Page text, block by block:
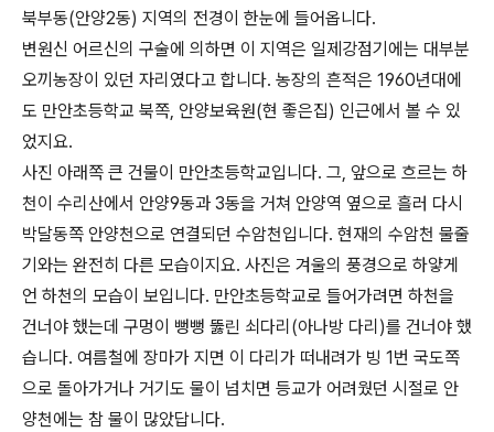
북부동(안양2동) 지역의 전경이 한눈에 들어옵니다.
변원신 어르신의 구술에 의하면 이 지역은 일제강점기에는 대부분
오끼농장이 있던 자리였다고 합니다. 농장의 흔적은 1960년대에
도 만안초등학교 북쪽, 안양보육원(현 좋은집) 인근에서 볼 수 있
었지요.
사진 아래쪽 큰 건물이 만안초등학교입니다. 그, 앞으로 흐르는 하
천이 수리산에서 안양9동과 3동을 거쳐 안양역 옆으로 흘러 다시
박달동쪽 안양천으로 연결되던 수암천입니다. 현재의 수암천 물줄
기와는 완전히 다른 모습이지요. 사진은 겨울의 풍경으로 하얗게
언 하천의 모습이 보입니다. 만안초등학교로 들어가려면 하천을
건너야 했는데 구멍이 뻥뻥 뚫린 쇠다리(아나방 다리)를 건너야 했
습니다. 여름철에 장마가 지면 이 다리가 떠내려가 빙 1번 국도쪽
으로 돌아가거나 거기도 물이 넘치면 등교가 어려웠던 시절로 안
양천에는 참 물이 많았답니다.